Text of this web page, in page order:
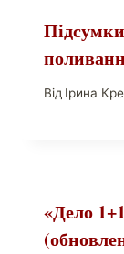
Від Ірина
«Дело